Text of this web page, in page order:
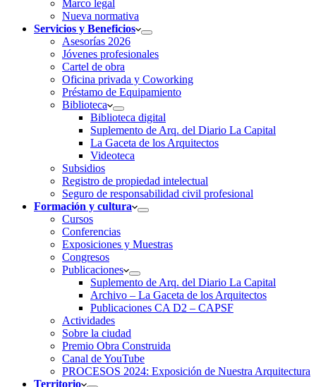
Marco legal
Nueva normativa
Servicios y Beneficios
Asesorías 2026
Jóvenes profesionales
Cartel de obra
Oficina privada y Coworking
Préstamo de Equipamiento
Biblioteca
Biblioteca digital
Suplemento de Arq. del Diario La Capital
La Gaceta de los Arquitectos
Videoteca
Subsidios
Registro de propiedad intelectual
Seguro de responsabilidad civil profesional
Formación y cultura
Cursos
Conferencias
Exposiciones y Muestras
Congresos
Publicaciones
Suplemento de Arq. del Diario La Capital
Archivo – La Gaceta de los Arquitectos
Publicaciones CA D2 – CAPSF
Actividades
Sobre la ciudad
Premio Obra Construida
Canal de YouTube
PROCESOS 2024: Exposición de Nuestra Arquitectura
Territorio